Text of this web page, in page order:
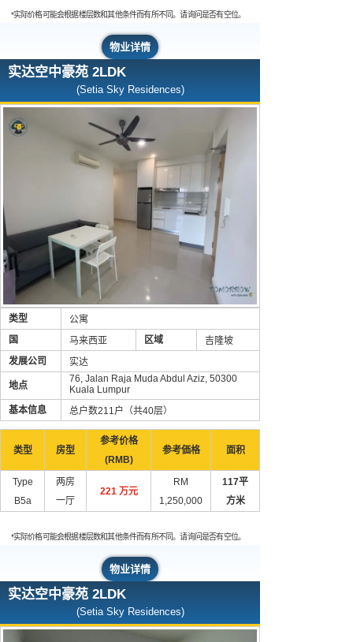
*实际价格可能会根据楼层数和其他条件而有所不同。请询问是否有空位。
物业详情
实达空中豪苑 2LDK
(Setia Sky Residences)
类型
公寓
国
马来西亚 区域
吉隆坡
发展公司
实达
地点
76, Jalan Raja Muda Abdul Aziz, 50300
Kuala Lumpur
基本信息
总户数211户（共40层）
类型 房型
参考价格
(RMB)
参考価格 面积
Type
B5a
两房
一厅
221 万元
RM
1,250,000
117平
方米
*实际价格可能会根据楼层数和其他条件而有所不同。请询问是否有空位。
物业详情
实达空中豪苑 2LDK
(Setia Sky Residences)